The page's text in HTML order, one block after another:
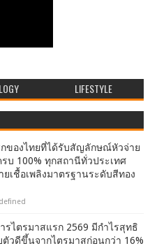
LIFESTYLE
กของไทยที่ได้รับสัญลักษณ์หัวจ่าย
บ 100% ทุกสถานีทั่วประเทศ
เชื้อเพลิงมาตรฐานระดับสีทอง
รไตรมาสแรก 2569 มีกำไรสุทธิ
วดีขึ้นจากไตรมาสก่อนกว่า 16%